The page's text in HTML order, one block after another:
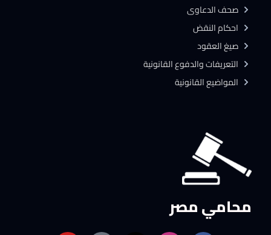
محامي مصر
صحف الدعاوى
احكام النقض
صيغ العقود
التعريفات والدفوع القانونية
المواضيع القانونية